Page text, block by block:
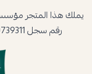
يملك هذا المتجر
رقم سجل 1010739311 موقع مواعين لجملة الاواني المنزلية